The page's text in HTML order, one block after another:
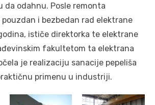
da odahnu. Posle remonta
i bezbedan rad elektrane
ističe direktorka te elektrane
fakultetom ta elektrana
je realizaciju sanacije pepeliša
primenu u industriji.